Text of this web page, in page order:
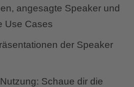
angesagte Speaker und
Use Cases
der Speaker
Schaue dir die